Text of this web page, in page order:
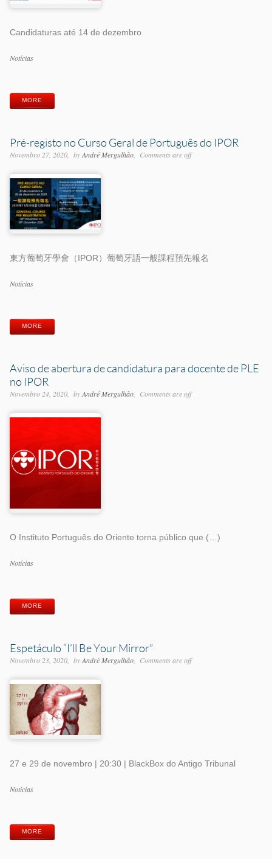
Candidaturas até 14 de dezembro
Categorias
Notícias
MORE
Pré-registo no Curso Geral de Português do IPOR
Novembro 27, 2020 byAndré Mergulhão Comments are off
東方葡萄牙學會（IPOR）葡萄牙語一般課程預先報名
Categorias
Notícias
MORE
Aviso de abertura de candidatura para docente de PLE
no IPOR
Novembro 24, 2020 byAndré Mergulhão Comments are off
O Instituto Português do Oriente torna público que (…)
Categorias
Notícias
MORE
Espetáculo “I’ll Be Your Mirror”
Novembro 23, 2020 byAndré Mergulhão Comments are off
27 e 29 de novembro | 20:30 | BlackBox do Antigo Tribunal
Categorias
Notícias
MORE